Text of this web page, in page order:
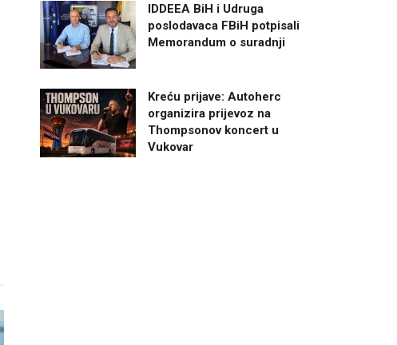
IDDEEA BiH i Udruga
poslodavaca FBiH potpisali
Memorandum o suradnji
Kreću prijave: Autoherc
organizira prijevoz na
Thompsonov koncert u
Vukovar